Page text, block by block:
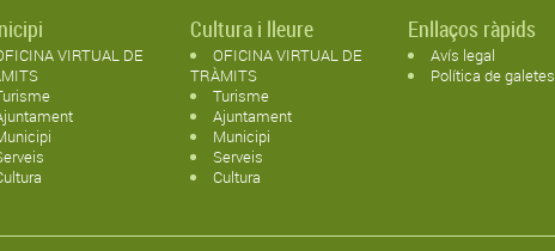
VIRTUAL DE
Cultura i lleure
OFICINA VIRTUAL DE
TRÀMITS
Turisme
Ajuntament
Municipi
Serveis
Cultura
Enllaços ràpids
Avís legal
Política de galetes